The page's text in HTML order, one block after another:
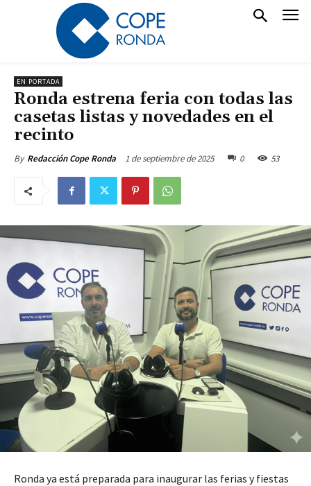
EN PORTADA
Ronda estrena feria con todas las
casetas listas y novedades en el
recinto
By Redacción Cope Ronda 1 de septiembre de 2025 0 53
Ronda ya está preparada para inaugurar las ferias y fiestas